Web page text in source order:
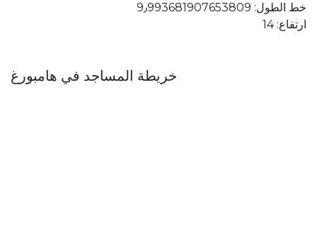
خط الطول: 9٫993681907653809
ارتفاع: 14
خريطة المساجد في هامبورغ